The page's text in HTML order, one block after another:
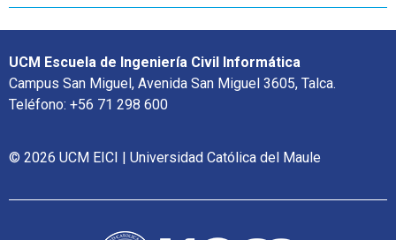
UCM Escuela de Ingeniería Civil Informática
Campus San Miguel, Avenida San Miguel 3605, Talca.
Teléfono: +56 71 298 600
© 2026 UCM EICI | Universidad Católica del Maule